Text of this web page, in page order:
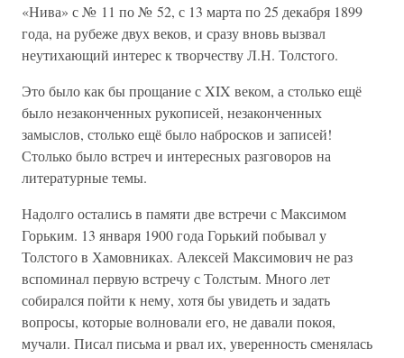
«Нива» с № 11 по № 52, с 13 марта по 25 декабря 1899
года, на рубеже двух веков, и сразу вновь вызвал
неутихающий интерес к творчеству Л.Н. Толстого.
Это было как бы прощание с XIX веком, а столько ещё
было незаконченных рукописей, незаконченных
замыслов, столько ещё было набросков и записей!
Столько было встреч и интересных разговоров на
литературные темы.
Надолго остались в памяти две встречи с Максимом
Горьким. 13 января 1900 года Горький побывал у
Толстого в Хамовниках. Алексей Максимович не раз
вспоминал первую встречу с Толстым. Много лет
собирался пойти к нему, хотя бы увидеть и задать
вопросы, которые волновали его, не давали покоя,
мучали. Писал письма и рвал их, уверенность сменялась